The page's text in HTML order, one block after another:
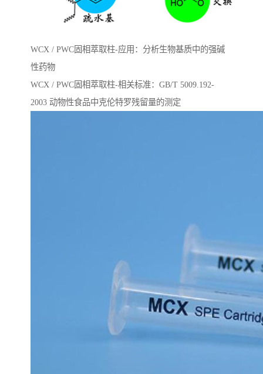
WCX / PWC固相萃取柱-应用：分析生物基质中的强碱
性药物
WCX / PWC固相萃取柱-相关标准：GB/T 5009.192-
2003 动物性⻝品中克伦特罗残留量的测定